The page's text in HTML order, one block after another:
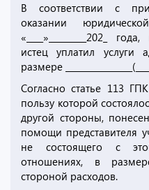
В соответствии с
оказании
«____»_________202_
истец уплатил услуги
размере
Согласно статье 113
пользу которой
другой стороны,
помощи представителя
не состоящего с
отношениях, в
стороной расходов.